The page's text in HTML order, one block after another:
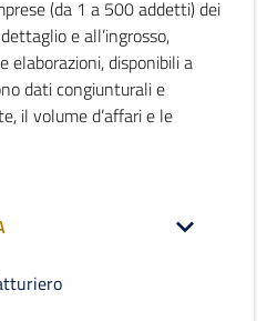
(da 1 a 500 addetti) dei
e all’ingrosso,
elaborazioni, disponibili a
dati congiunturali e
il volume d’affari e le